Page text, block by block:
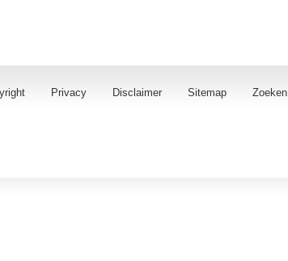
Privacy Disclaimer Sitemap Zoeken